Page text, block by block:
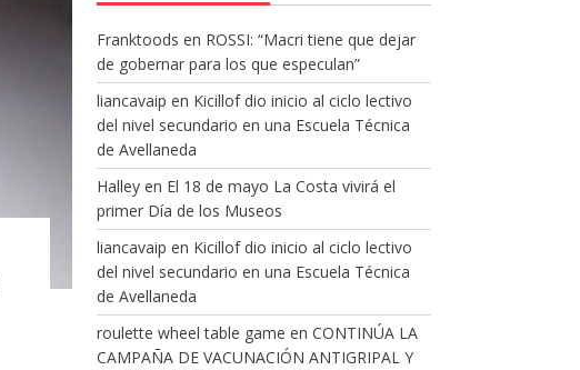
Franktoods en ROSSI: “Macri tiene que dejar
de gobernar para los que especulan”
liancavaip en Kicillof dio inicio al ciclo lectivo
del nivel secundario en una Escuela Técnica
de Avellaneda
Halleyen El 18 de mayo La Costa vivirá el
primer Día de los Museos
liancavaip en Kicillof dio inicio al ciclo lectivo
del nivel secundario en una Escuela Técnica
de Avellaneda
roulette wheel table game en CONTINÚA LA
CAMPAÑA DE VACUNACIÓN ANTIGRIPAL Y